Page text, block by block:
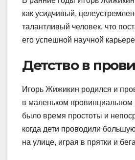
как усидчивый,
талантливый человек, что
его успешной научной
Детство в
Игорь Жижикин родился и
в маленьком провинциальном
было время простоты и
когда дети проводили
на улице, играя в прятки и